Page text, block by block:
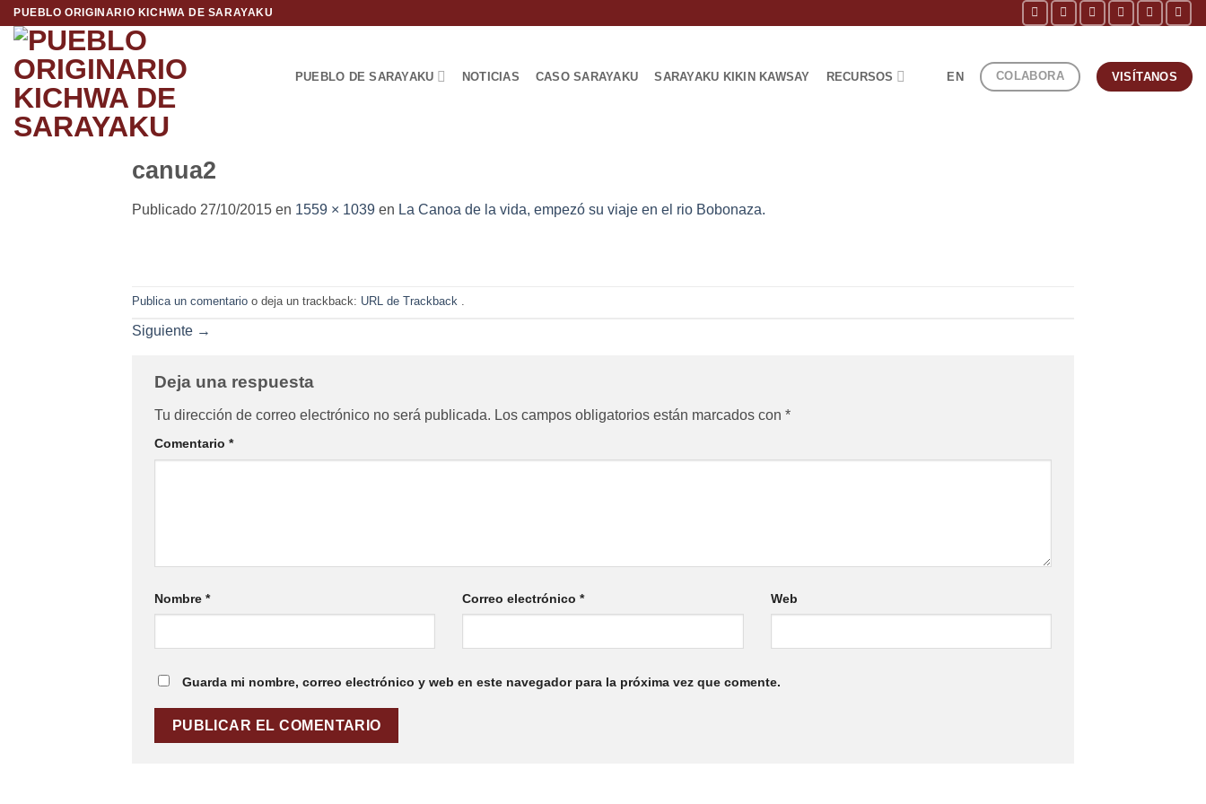
Saltar
contenido
PUEBLO ORIGINARIO KICHWA DE SARAYAKU
PUEBLO DE SARAYAKU NOTICIAS CASO SARAYAKU SARAYAKU KIKIN KAWSAY RECURSOS EN COLABORA VISÍTANOS
canua2
Publicado 27/10/2015 en 1559 × 1039 en La Canoa de la vida, empezó su viaje en el rio Bobonaza.
Publica un comentario o deja un trackback: URL de Trackback .
Siguiente →
Deja una respuesta
Tu dirección de correo electrónico no será publicada. Los campos obligatorios están marcados con *
Comentario *
Nombre * Correo electrónico* Web
Guarda mi nombre, correo electrónico y web en este navegador para la próxima vez que comente.